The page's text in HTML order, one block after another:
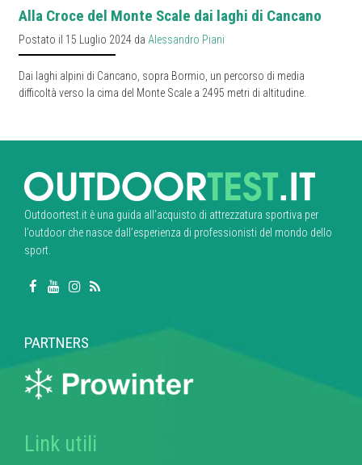
Alla Croce del Monte Scale dai laghi di Cancano
Postato il 15 Luglio 2024 da Alessandro Piani
Dai laghi alpini di Cancano, sopra Bormio, un percorso di media
difficoltà verso la cima del Monte Scale a 2495 metri di altitudine.
Outdoortest.it è una guida all’acquisto di attrezzatura sportiva per
l’outdoor che nasce dall’esperienza di professionisti del mondo dello
sport.
PARTNERS
Link utili